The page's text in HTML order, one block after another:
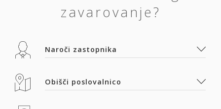
zavarovanje?
Naroči zastopnika
Obišči poslovalnico